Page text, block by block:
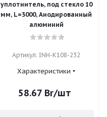
уплотнитель, под стекло 10
мм, L=3000, Анодированный
алюминий
Артикул: INH-K108-232
Характеристики
58.67Br/шт